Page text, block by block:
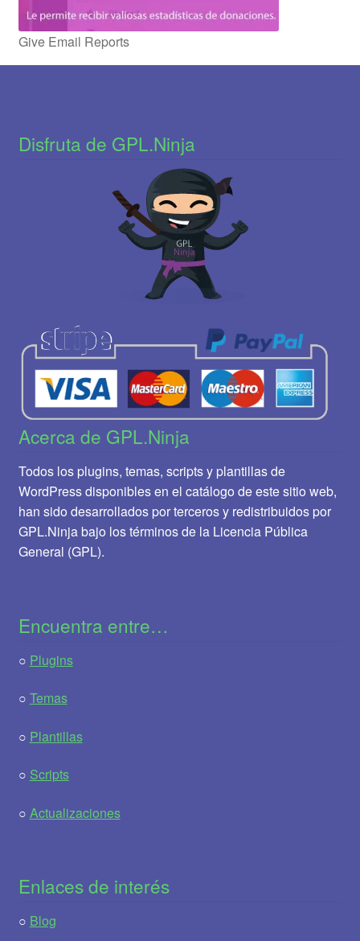
Give Email Reports
Disfruta de GPL.Ninja
Acerca de GPL.Ninja
Todos los plugins, temas, scripts y plantillas de
WordPress disponibles en el catálogo de este sitio web,
han sido desarrollados por terceros y redistribuidos por
GPL.Ninja bajo los términos de la Licencia Pública
General (GPL).
Encuentra entre…
○ Plugins
○ Temas
○ Plantillas
○ Scripts
○ Actualizaciones
Enlaces de interés
○ Blog